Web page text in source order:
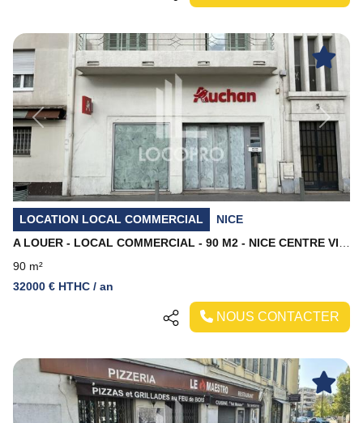
Previous Next
LOCATION LOCAL COMMERCIAL
NICE
90 m²
32000 € HTHC / an
NOUS CONTACTER